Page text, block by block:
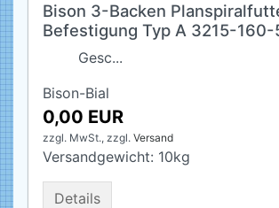
Bison 3-Backen
Befestigung Typ A 3215-160-
Gesc...
Bison-Bial
0,00 EUR
zzgl. MwSt., zzgl. Versand
Versandgewicht: 10kg
Details